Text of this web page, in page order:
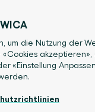
um die Nutzung der
«Einstellung